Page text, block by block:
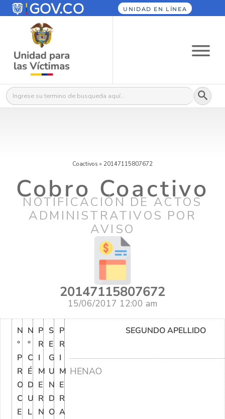
UNIDAD EN LÍNEA
Buscar: Botón
Coactivos » 20147115807672
Cobro Coactivo
NOTIFICACIÓN DE ACTOS
ADMINISTRATIVOS POR
AVISO
20147115807672
15/06/2017 12:00 am
N
°
P
R
O
C
E
N
°
C
É
D
U
L
P
R
I
M
E
R
N
S
E
G
U
N
D
O
P
R
I
M
E
R
A
SEGUNDO APELLIDO
HENAO